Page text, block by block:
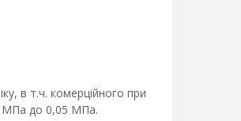
в т.ч. комерційного при
МПа до 0,05 МПа.